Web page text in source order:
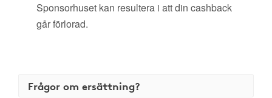
Sponsorhuset kan resultera i att din cashback
går förlorad.
Frågor om ersättning?